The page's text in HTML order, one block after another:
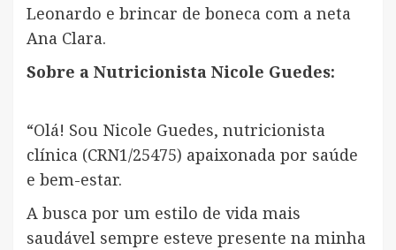
Leonardo e brincar de boneca com a neta
Ana Clara.
Sobre a Nutricionista Nicole Guedes:
“Olá! Sou Nicole Guedes, nutricionista
clínica (CRN1/25475) apaixonada por saúde
e bem-estar.
A busca por um estilo de vida mais
saudável sempre esteve presente na minha